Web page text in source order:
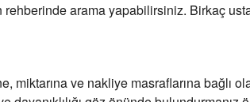
arama yapabilirsiniz. Birkaç
miktarına ve nakliye masraflarına bağlı